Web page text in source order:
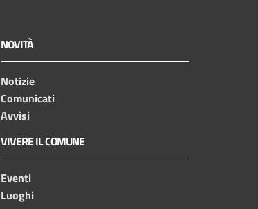
NOVITÀ
Notizie
Comunicati
Avvisi
VIVERE IL COMUNE
Eventi
Luoghi